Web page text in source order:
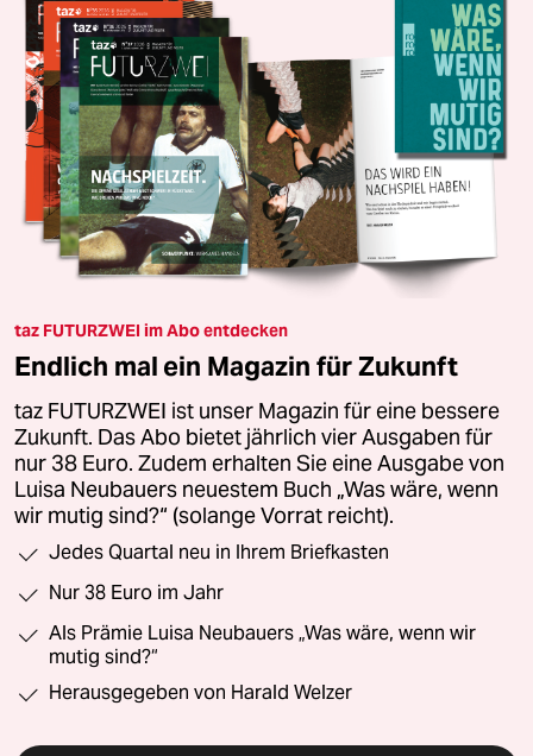
taz FUTURZWEI im Abo entdecken
Endlich mal ein Magazin für Zukunft
taz FUTURZWEI ist unser Magazin für eine bessere
Zukunft. Das Abo bietet jährlich vier Ausgaben für
nur 38 Euro. Zudem erhalten Sie eine Ausgabe von
Luisa Neubauers neuestem Buch „Was wäre, wenn
wir mutig sind?“ (solange Vorrat reicht).
Jedes Quartal neu in Ihrem Briefkasten
Nur 38 Euro im Jahr
Als Prämie Luisa Neubauers „Was wäre, wenn wir
mutig sind?“
Herausgegeben von Harald Welzer